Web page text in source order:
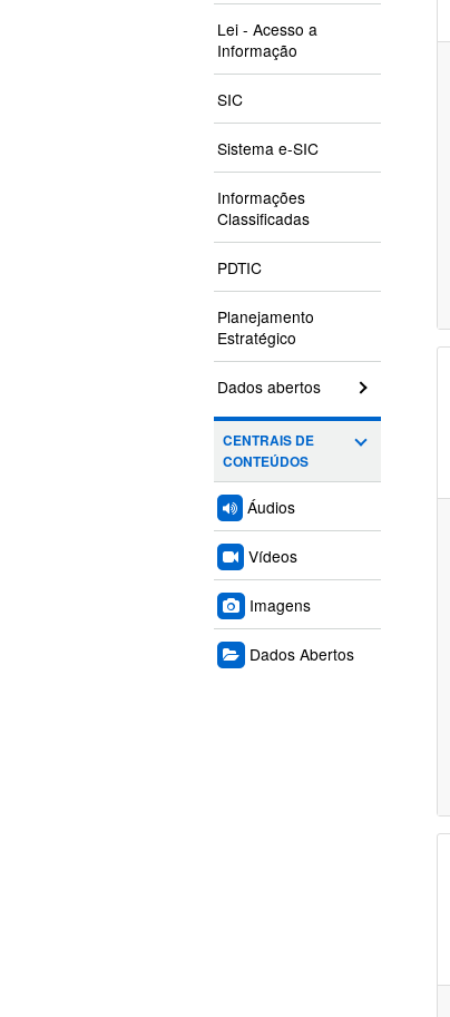
Lei - Acesso a
Informação
SIC
Sistema e-SIC
Informações
Classificadas
PDTIC
Planejamento
Estratégico
Dados abertos
CENTRAIS DE
CONTEÚDOS
Áudios
Vídeos
Imagens
Dados Abertos